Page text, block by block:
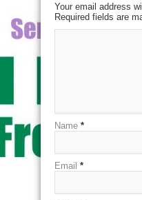
Your email address
Required fields are
Name *
Email *